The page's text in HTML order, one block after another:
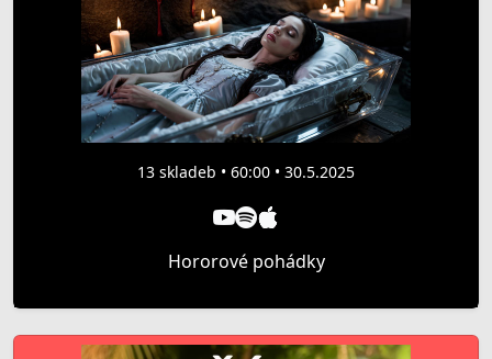
13 skladeb • 60:00 • 30.5.2025
Hororové pohádky